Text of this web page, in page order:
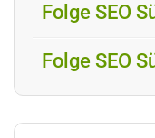
Folge SEO
Folge SEO